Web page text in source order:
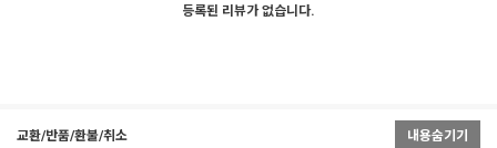
등록된 리뷰가 없습니다.
교환/반품/환불/취소 내용숨기기